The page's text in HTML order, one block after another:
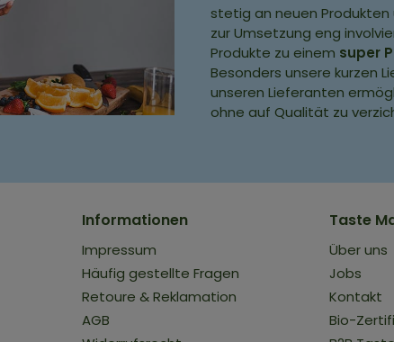
stetig an neuen
zur Umsetzung eng
Produkte zu einem super
Besonders unsere kurzen
unseren Lieferanten
ohne auf Qualität zu
Informationen
Impressum
Häufig gestellte Fragen
Retoure & Reklamation
AGB
Taste
Über uns
Jobs
Kontakt
Bio-